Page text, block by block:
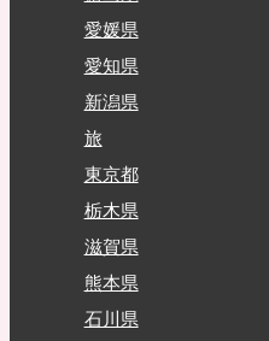
愛媛県
愛知県
新潟県
旅
東京都
栃木県
滋賀県
熊本県
石川県